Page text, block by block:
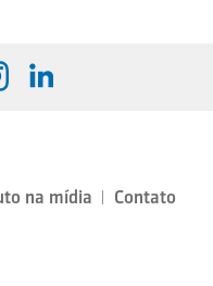
na mídia
Contato